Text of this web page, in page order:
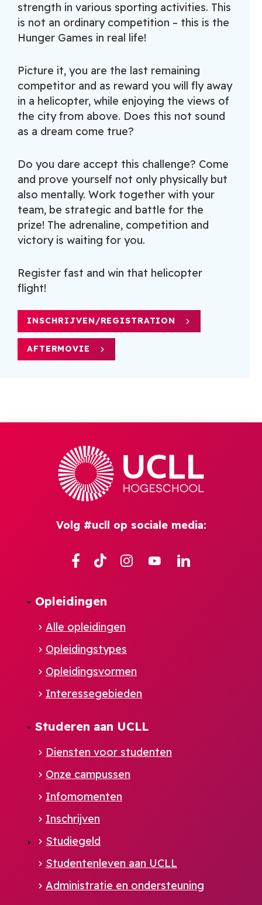
strength in various sporting activities. This
is not an ordinary competition – this is the
Hunger Games in real life!
Picture it, you are the last remaining
competitor and as reward you will fly away
in a helicopter, while enjoying the views of
the city from above. Does this not sound
as a dream come true?
Do you dare accept this challenge? Come
and prove yourself not only physically but
also mentally. Work together with your
team, be strategic and battle for the
prize! The adrenaline, competition and
victory is waiting for you.
Register fast and win that helicopter
flight!
INSCHRIJVEN/REGISTRATION
AFTERMOVIE
Volg #ucll op sociale media:
Facebook
TikTok Instagram
YouTube
Opleidingen
Alle opleidingen
Opleidingstypes
Opleidingsvormen
Interessegebieden
Studeren aan UCLL
Diensten voor studenten
Onze campussen
Infomomenten
Inschrijven
Studiegeld
Studentenleven aan UCLL
Administratie en ondersteuning